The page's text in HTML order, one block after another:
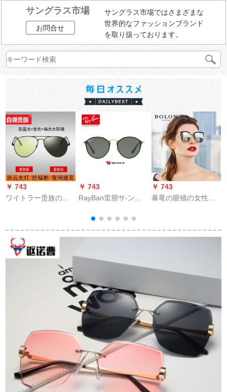
サングラス市場
お問合せ
サングラス市場ではさまざまな
世界的なファッションブランド
を取り扱っております。
￥ 743
ワイトラー贵族の変
のメガネとシリス运
転専门の复古大枠サ
ングレイ运転手が紫
外线カードである。
￥ 743
RayBan雷朋サ-ング
偏光运転ミラ-0 RB
3574 N 001/9 A金色
￥ 743
暴竜の眼镜の女性の
の镜の足の大きいフ